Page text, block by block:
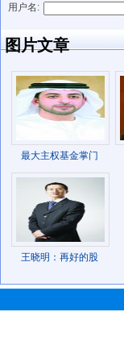
用户名:
发表评论
图片文章
最大主权基金掌门
王晓明：再好的股